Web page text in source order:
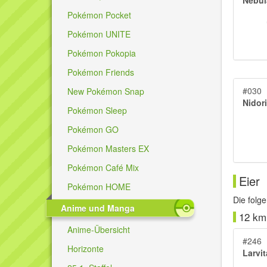
Pokémon Pocket
Pokémon UNITE
Pokémon Pokopia
Pokémon Friends
New Pokémon Snap
Pokémon Sleep
Pokémon GO
Pokémon Masters EX
Pokémon Café Mix
Pokémon HOME
Anime und Manga
Anime-Übersicht
Horizonte
#030
Eier
Die
12 km
#246